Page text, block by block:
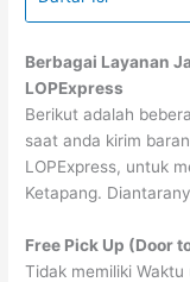
Berbagai Layanan
LOPExpress
Berikut adalah
saat anda kirim
LOPExpress, untuk
Ketapang.
Free Pick Up (Door
Tidak memiliki